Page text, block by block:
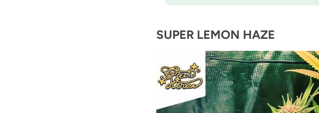
SUPER LEMON HAZE